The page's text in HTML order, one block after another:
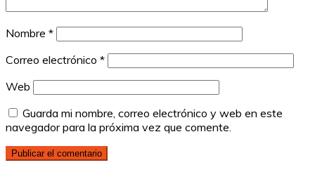
Nombre *
Correo electrónico *
Web
Guarda mi nombre, correo electrónico y web en este
navegador para la próxima vez que comente.